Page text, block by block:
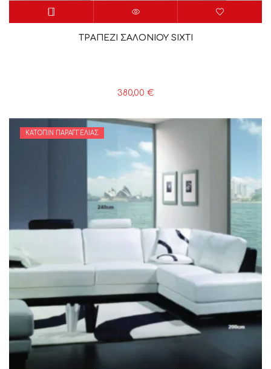
ΤΡΑΠΕΖΙ ΣΑΛΟΝΙΟΥ SIXTI
380,00 €
ΚΑΤΌΠΙΝ ΠΑΡΑΓΓΕΛΊΑΣ